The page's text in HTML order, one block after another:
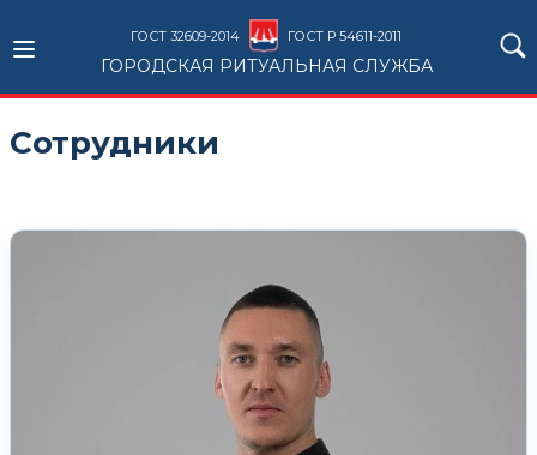
ГОСТ 32609-2014 ГОСТ Р 54611-2011
ГОРОДСКАЯ РИТУАЛЬНАЯ СЛУЖБА
Сотрудники